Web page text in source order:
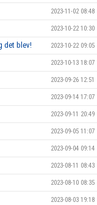
2023-11-02 08:48
2023-10-22 10:30
det blev! 2023-10-22 09:05
2023-10-13 18:07
2023-09-26 12:51
2023-09-14 17:07
2023-09-11 20:49
2023-09-05 11:07
2023-09-04 09:14
2023-08-11 08:43
2023-08-10 08:35
2023-08-03 19:18